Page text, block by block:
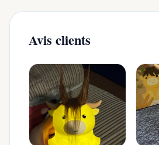
Avis clients